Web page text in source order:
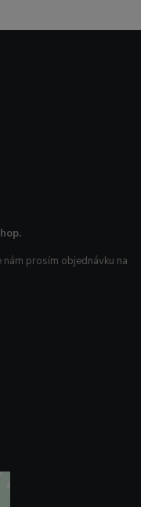
prosím objednávku na